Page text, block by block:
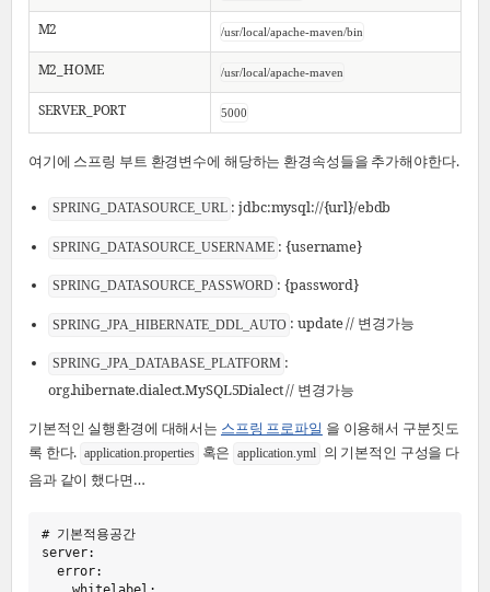
M2 /usr/local/apache-maven/bin
M2_HOME /usr/local/apache-maven
SERVER_PORT 5000
여기에 스프링 부트 환경변수에 해당하는 환경속성들을 추가해야한다.
SPRING_DATASOURCE_URL : jdbc:mysql://{url}/ebdb
SPRING_DATASOURCE_USERNAME : {username}
SPRING_DATASOURCE_PASSWORD : {password}
SPRING_JPA_HIBERNATE_DDL_AUTO : update // 변경가능
SPRING_JPA_DATABASE_PLATFORM :
org.hibernate.dialect.MySQL5Dialect // 변경가능
기본적인 실행환경에 대해서는 스프링 프로파일 을 이용해서 구분짓도
록 한다. application.properties 혹은 application.yml 의 기본적인 구성을 다
음과 같이 했다면…​
# 기본적용공간
server:
error: